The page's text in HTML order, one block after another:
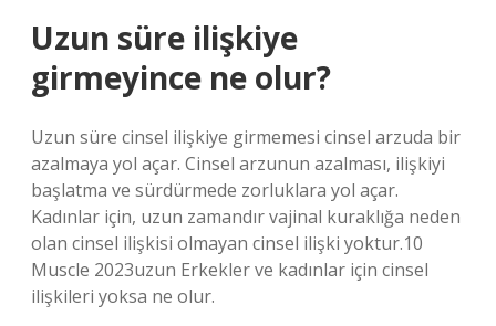
Uzun süre ilişkiye
girmeyince ne olur?
Uzun süre cinsel ilişkiye girmemesi cinsel arzuda bir
azalmaya yol açar. Cinsel arzunun azalması, ilişkiyi
başlatma ve sürdürmede zorluklara yol açar.
Kadınlar için, uzun zamandır vajinal kuraklığa neden
olan cinsel ilişkisi olmayan cinsel ilişki yoktur.10
Muscle 2023uzun Erkekler ve kadınlar için cinsel
ilişkileri yoksa ne olur.